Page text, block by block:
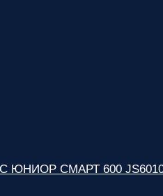
ЮНИОР СМАРТ 600